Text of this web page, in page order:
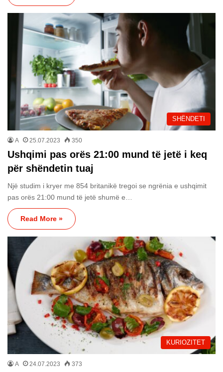
SHËNDETI
A 25.07.2023 350
Ushqimi pas orës 21:00 mund të jetë i keq
për shëndetin tuaj
Një studim i kryer me 854 britanikë tregoi se ngrënia e ushqimit
pas orës 21:00 mund të jetë shumë e…
Read More »
KURIOZITET
A 24.07.2023 373